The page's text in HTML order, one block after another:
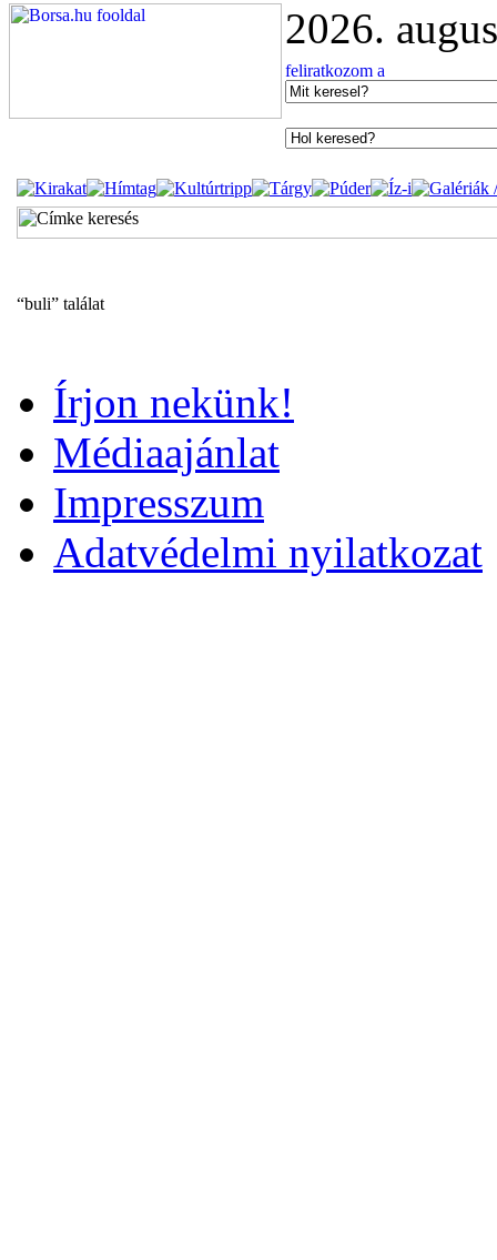
2026.
“buli” találat
Írjon nekünk!
Médiaajánlat
Impresszum
Adatvédelmi nyilatkozat